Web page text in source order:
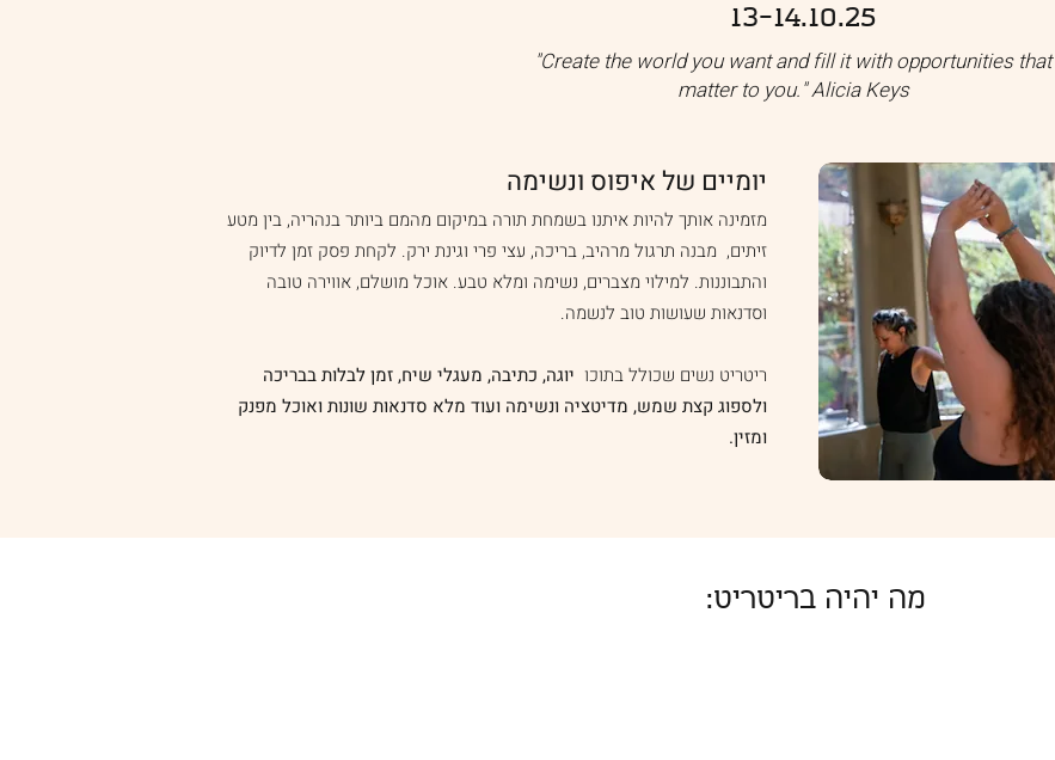
13-14.10.25
"Create the world you want and fill it with opportunities that
matter to you." Alicia Keys
יומיים של איפוס ונשימה
מזמינה אותך להיות איתנו בשמחת תורה במיקום מהמם ביותר בנהריה, בין מטע
זיתים, מבנה תרגול מרהיב, בריכה, עצי פרי וגינת ירק. לקחת פסק זמן לדיוק
והתבוננות. למילוי מצברים, נשימה ומלא טבע. אוכל מושלם, אווירה טובה
וסדנאות שעושות טוב לנשמה.
ריטריט נשים שכולל בתוכו יוגה, כתיבה, מעגלי שיח, זמן לבלות בבריכה
ולספוג קצת שמש, מדיטציה ונשימה ועוד מלא סדנאות שונות ואוכל מפנק
ומזין.
מה יהיה בריטריט: